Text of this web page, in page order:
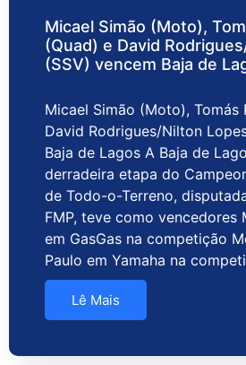
Micael Simão (Moto),
(Quad) e David
(SSV) vencem Baja de
Micael Simão (Moto), Tomás
David Rodrigues/Nilton
Baja de Lagos A Baja de
derradeira etapa do
de Todo-o-Terreno,
FMP, teve como vencedores
em GasGas na competição
Paulo em Yamaha na
Lê Mais